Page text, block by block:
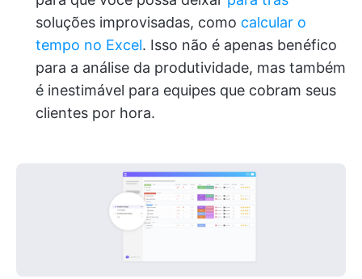
soluções improvisadas, como calcular o
tempo no Excel. Isso não é apenas benéfico
para a análise da produtividade, mas também
é inestimável para equipes que cobram seus
clientes por hora.